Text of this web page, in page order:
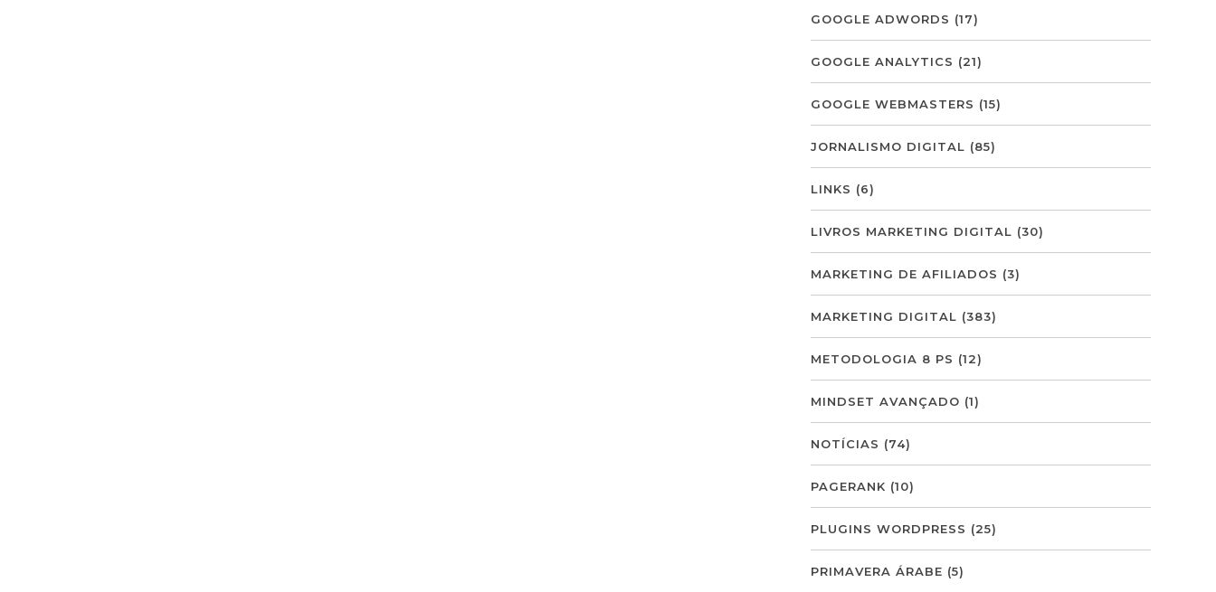
GOOGLE ADWORDS (17)
GOOGLE ANALYTICS (21)
GOOGLE WEBMASTERS (15)
JORNALISMO DIGITAL (85)
LINKS (6)
LIVROS MARKETING DIGITAL (30)
MARKETING DE AFILIADOS (3)
MARKETING DIGITAL (383)
METODOLOGIA 8 PS (12)
MINDSET AVANÇADO (1)
NOTÍCIAS (74)
PAGERANK (10)
PLUGINS WORDPRESS (25)
PRIMAVERA ÁRABE (5)